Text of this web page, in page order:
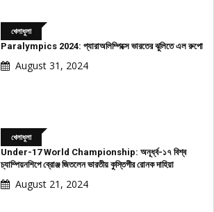
খেলাধুলা
Paralympics 2024: প্যারাঅলিম্পিক্সে ভারতের ঝুলিতে এল রুপো
August 31, 2024
খেলাধুলা
Under-17 World Championship: অনূর্ধ্ব-১৭ বিশ্ব
চ্যাম্পিয়নশিপে ব্রোঞ্জ জিতলেন ভারতীয় কুস্তিগীর রোনক দাহিয়া
August 21, 2024